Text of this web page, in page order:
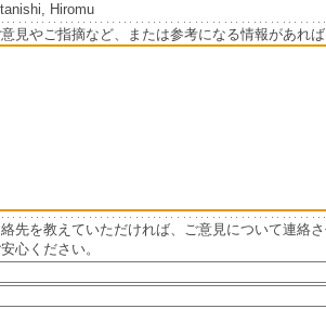
Hiromu
見やご指摘など、または参考になる情報があれ
先を教えていただければ、ご意見について連絡
心ください。